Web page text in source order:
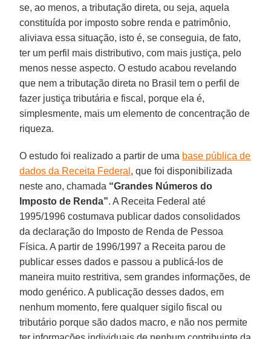
se, ao menos, a tributação direta, ou seja, aquela
constituída por imposto sobre renda e patrimônio,
aliviava essa situação, isto é, se conseguia, de fato,
ter um perfil mais distributivo, com mais justiça, pelo
menos nesse aspecto. O estudo acabou revelando
que nem a tributação direta no Brasil tem o perfil de
fazer justiça tributária e fiscal, porque ela é,
simplesmente, mais um elemento de concentração de
riqueza.
O estudo foi realizado a partir de uma base pública de
dados da Receita Federal , que foi disponibilizada
neste ano, chamada “Grandes Números do
Imposto de Renda”. A Receita Federal até
1995/1996 costumava publicar dados consolidados
da declaração do Imposto de Renda de Pessoa
Física. A partir de 1996/1997 a Receita parou de
publicar esses dados e passou a publicá-los de
maneira muito restritiva, sem grandes informações, de
modo genérico. A publicação desses dados, em
nenhum momento, fere qualquer sigilo fiscal ou
tributário porque são dados macro, e não nos permite